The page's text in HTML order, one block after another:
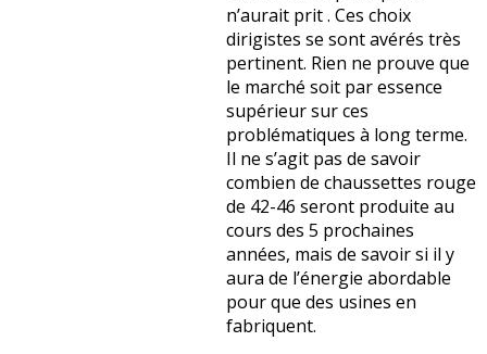
n’aurait prit . Ces choix
dirigistes se sont avérés très
pertinent. Rien ne prouve que
le marché soit par essence
supérieur sur ces
problématiques à long terme.
Il ne s’agit pas de savoir
combien de chaussettes rouge
de 42-46 seront produite au
cours des 5 prochaines
années, mais de savoir si il y
aura de l’énergie abordable
pour que des usines en
fabriquent.